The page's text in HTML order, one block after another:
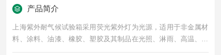
产品简介
上海紫外耐气候试验箱采用荧光紫外灯为光源，适用于非金属材
料、涂料、油漆、橡胶、塑胶及其制品在光照、淋雨、高温、高
湿、凝露、黑暗环境下的变化，检验产品及材料耐气候的可靠性